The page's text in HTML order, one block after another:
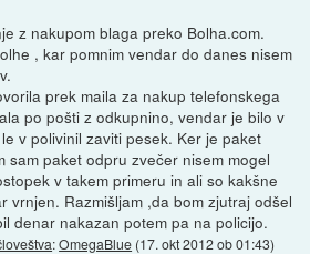
z nakupom blaga preko Bolha.com.
, kar pomnim vendar do danes nisem
prek maila za nakup telefonskega
po pošti z odkupnino, vendar je bilo v
v polivinil zaviti pesek. Ker je paket
sam paket odpru zvečer nisem mogel
v takem primeru in ali so kakšne
vrnjen. Razmišljam ,da bom zjutraj odšel
denar nakazan potem pa na policijo.
:OmegaBlue (17. okt 2012 ob 01:43)